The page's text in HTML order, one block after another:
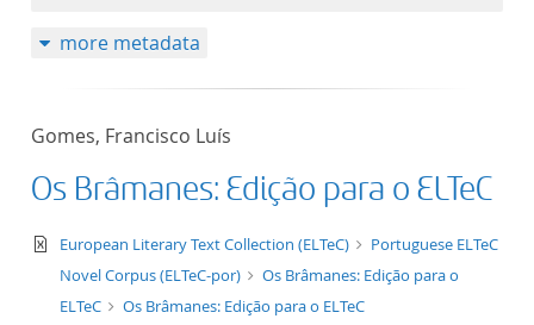
more metadata
Gomes, Francisco Luís
Os Brâmanes: Edição para o ELTeC
text/xml
European Literary Text Collection (ELTeC)
Portuguese ELTeC
Novel Corpus (ELTeC-por)
Os Brâmanes: Edição para o
ELTeC
Os Brâmanes: Edição para o ELTeC